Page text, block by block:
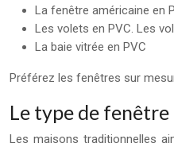
La fenêtre américaine en
Les volets en PVC. Les
La baie vitrée en PVC
Préférez les fenêtres sur
Le type de
Les maisons traditionnelles